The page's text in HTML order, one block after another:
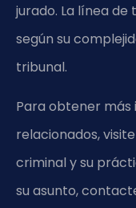
jurado. La línea
según su
tribunal.
Para obtener
relacionados,
criminal y su
su asunto,